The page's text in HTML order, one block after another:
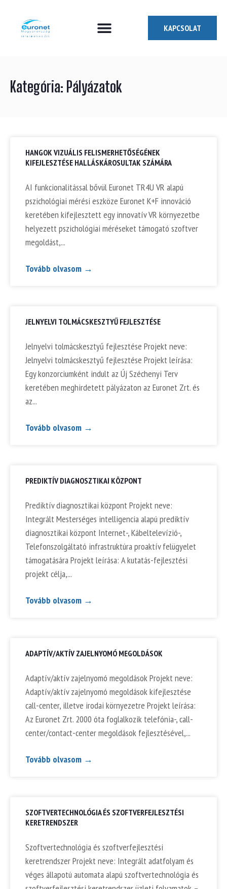
KAPCSOLAT
Kategória: Pályázatok
HANGOK VIZUÁLIS FELISMERHETŐSÉGÉNEK
KIFEJLESZTÉSE HALLÁSKÁROSULTAK SZÁMÁRA
AI funkcionalitással bővül Euronet TR4U VR alapú
pszichológiai mérési eszköze Euronet K+F innováció
keretében kifejlesztett egy innovatív VR környezetbe
helyezett pszichológiai méréseket támogató szoftver
megoldást,
Tovább olvasom →
JELNYELVI TOLMÁCSKESZTYŰ FEJLESZTÉSE
Jelnyelvi tolmácskesztyű fejlesztése Projekt neve:
Jelnyelvi tolmácskesztyű fejlesztése Projekt leírása:
Egy konzorciumként indult az Új Széchenyi Terv
keretében meghirdetett pályázaton az Euronet Zrt. és
az
Tovább olvasom →
PREDIKTÍV DIAGNOSZTIKAI KÖZPONT
Prediktív diagnosztikai központ Projekt neve:
Integrált Mesterséges intelligencia alapú prediktív
diagnosztikai központ Internet-, Kábeltelevízió-,
Telefonszolgáltató infrastruktúra proaktív felügyelet
támogatására Projekt leírása: A kutatás-fejlesztési
projekt célja,
Tovább olvasom →
ADAPTÍV/AKTÍV ZAJELNYOMÓ MEGOLDÁSOK
Adaptív/aktív zajelnyomó megoldások Projekt neve:
Adaptív/aktív zajelnyomó megoldások kifejlesztése
call-center, illetve irodai környezetre Projekt leírása:
Az Euronet Zrt. 2000 óta foglalkozik telefónia-, call-
center/contact-center megoldások fejlesztésével,
Tovább olvasom →
SZOFTVERTECHNOLÓGIA ÉS SZOFTVERFEJLESZTÉSI
KERETRENDSZER
Szoftvertechnológia és szoftverfejlesztési
keretrendszer Projekt neve: Integrált adatfolyam és
véges állapotú automata alapú szoftvertechnológia és